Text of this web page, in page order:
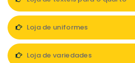
Loja de uniformes
Loja de variedades